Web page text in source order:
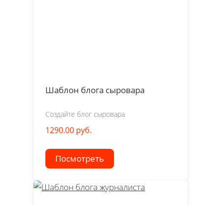
Шаблон блога сыровара
Создайте блог сыровара
1290.00 руб.
Посмотреть